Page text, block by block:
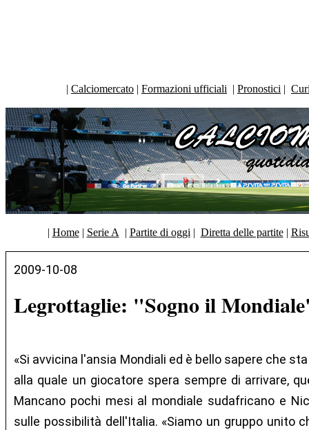
| Calciomercato | Formazioni ufficiali | Pronostici |
| Home| Serie A | Partite di oggi | Diretta delle partite|
2009-10-08
Legrottaglie: "Sogno il
«Si avvicina l'ansia Mondiali ed è bello sapere che
alla quale un giocatore spera sempre di arrivare,
Mancano pochi mesi al mondiale sudafricano e
sulle possibilità dell'Italia. «Siamo un gruppo unito